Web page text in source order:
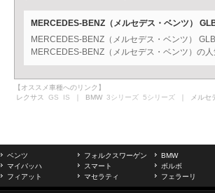
MERCEDES-BENZ（メルセデス・ベンツ）
MERCEDES-BENZ（メルセデス・ベンツ）
MERCEDES-BENZ（メルセデス・ベンツ）の
【オススメ車種へのリンク】
レクサス GS IS ｜ BMW 3シリーズ 5シリーズ ｜ メルセ
ベンツ フォルクスワーゲン BMW
マイバッハ
スマート ボルボ
フィアット
マセラティ フェラーリ